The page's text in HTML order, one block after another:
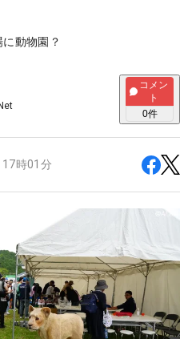
動物園？
コメン
ト
0件
時01分